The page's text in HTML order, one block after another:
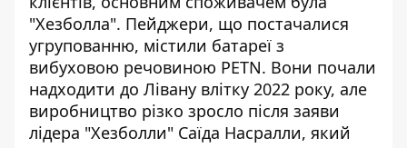
"Хезболла". Пейджери, що постачалися
угрупованню, містили батареї з
вибуховою речовиною PETN. Вони почали
надходити до Лівану влітку 2022 року, але
виробництво різко зросло після заяви
лідера "Хезболли" Саїда Насралли, який